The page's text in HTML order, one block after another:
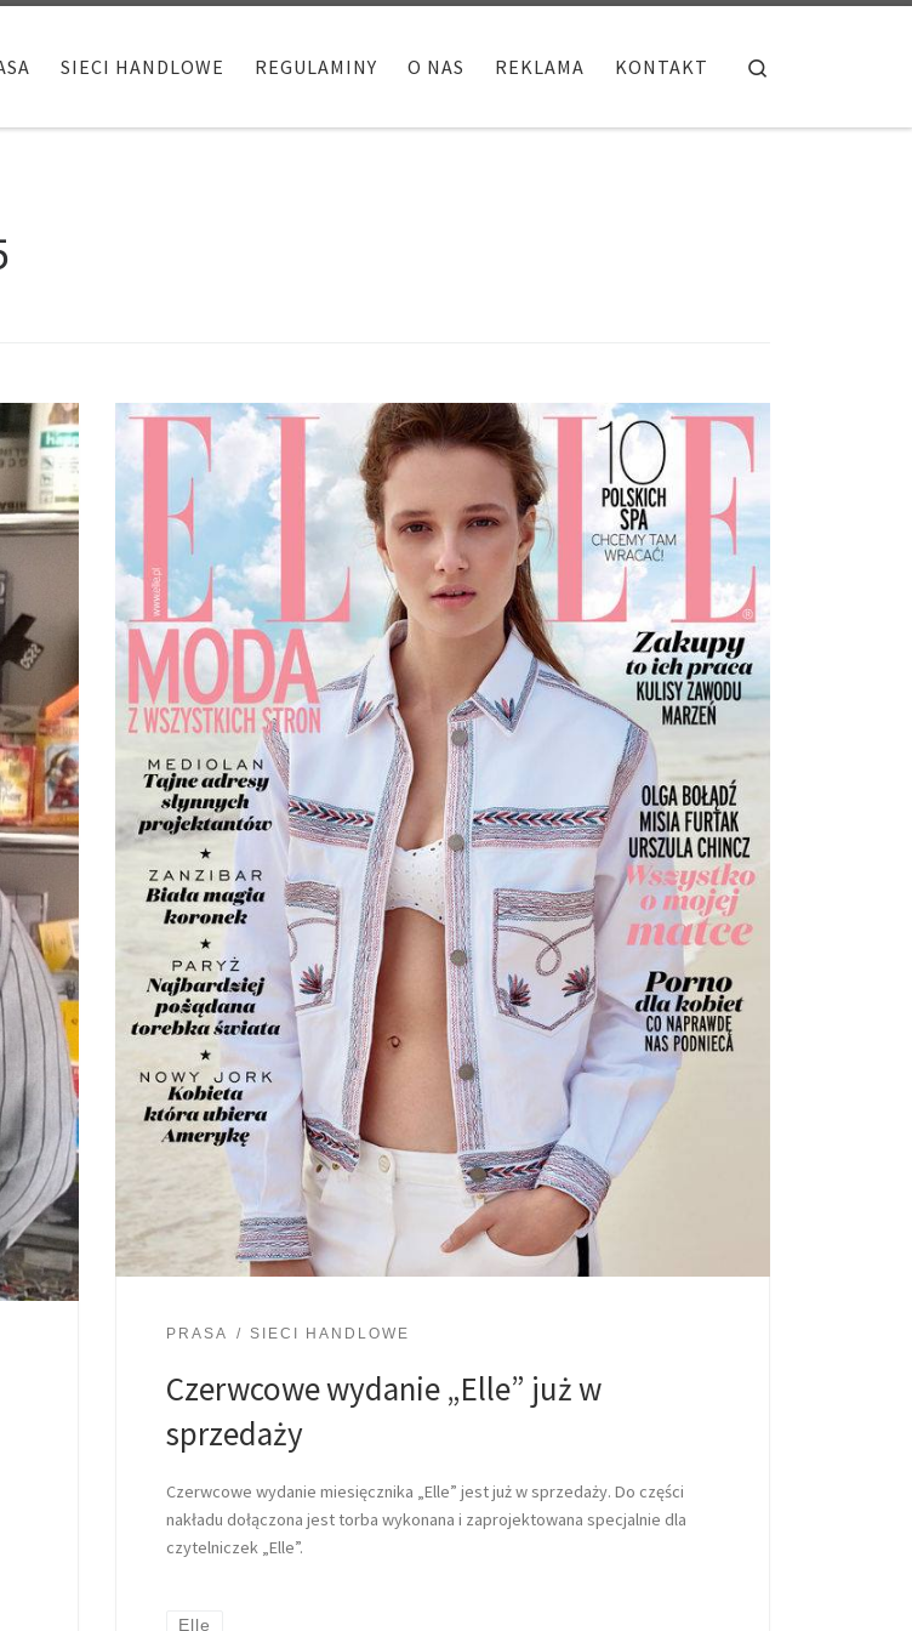
SIECI HANDLOWE REGULAMINY O NAS REKLAMA KONTAKT
PRASA SIECI HANDLOWE
Czerwcowe wydanie „Elle” już w
sprzedaży
Czerwcowe wydanie miesięcznika „Elle” jest już w sprzedaży. Do części
nakładu dołączona jest torba wykonana i zaprojektowana specjalnie dla
czytelniczek „Elle”.
Elle